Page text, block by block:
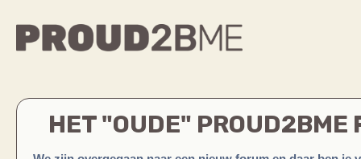
HET "OUDE" PROUD2BME